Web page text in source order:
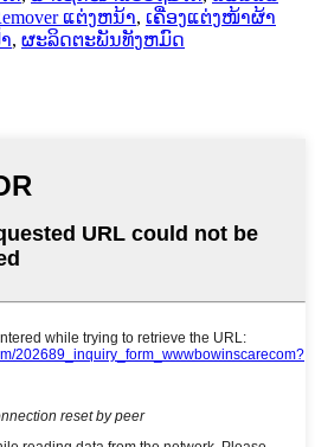
ແຕ່ງຫນ້າ, ເຄື່ອງແຕ່ງໜ້າຜ້າ
, ຜະລິດຕະພັນທັງຫມົດ